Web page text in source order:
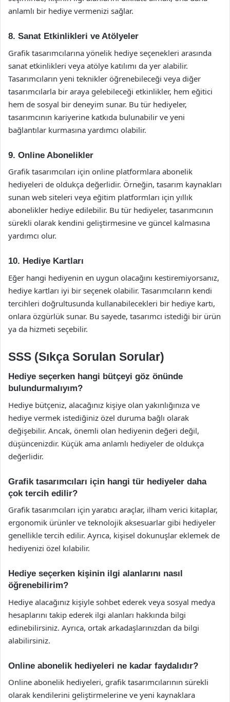
anlamlı bir hediye vermenizi sağlar.
8. Sanat Etkinlikleri ve Atölyeler
Grafik tasarımcılarına yönelik hediye seçenekleri arasında
sanat etkinlikleri veya atölye katılımı da yer alabilir.
Tasarımcıların yeni teknikler öğrenebileceği veya diğer
tasarımcılarla bir araya gelebileceği etkinlikler, hem eğitici
hem de sosyal bir deneyim sunar. Bu tür hediyeler,
tasarımcının kariyerine katkıda bulunabilir ve yeni
bağlantılar kurmasına yardımcı olabilir.
9. Online Abonelikler
Grafik tasarımcıları için online platformlara abonelik
hediyeleri de oldukça değerlidir. Örneğin, tasarım kaynakları
sunan web siteleri veya eğitim platformları için yıllık
abonelikler hediye edilebilir. Bu tür hediyeler, tasarımcının
sürekli olarak kendini geliştirmesine ve güncel kalmasına
yardımcı olur.
10. Hediye Kartları
Eğer hangi hediyenin en uygun olacağını kestiremiyorsanız,
hediye kartları iyi bir seçenek olabilir. Tasarımcıların kendi
tercihleri doğrultusunda kullanabilecekleri bir hediye kartı,
onlara özgürlük sunar. Bu sayede, tasarımcı istediği bir ürün
ya da hizmeti seçebilir.
SSS (Sıkça Sorulan Sorular)
Hediye seçerken hangi bütçeyi göz önünde
bulundurmalıyım?
Hediye bütçeniz, alacağınız kişiye olan yakınlığınıza ve
hediye vermek istediğiniz özel duruma bağlı olarak
değişebilir. Ancak, önemli olan hediyenin değeri değil,
düşüncenizdir. Küçük ama anlamlı hediyeler de oldukça
değerlidir.
Grafik tasarımcıları için hangi tür hediyeler daha
çok tercih edilir?
Grafik tasarımcıları için yaratıcı araçlar, ilham verici kitaplar,
ergonomik ürünler ve teknolojik aksesuarlar gibi hediyeler
genellikle tercih edilir. Ayrıca, kişisel dokunuşlar eklemek de
hediyenizi özel kılabilir.
Hediye seçerken kişinin ilgi alanlarını nasıl
öğrenebilirim?
Hediye alacağınız kişiyle sohbet ederek veya sosyal medya
hesaplarını takip ederek ilgi alanları hakkında bilgi
edinebilirsiniz. Ayrıca, ortak arkadaşlarınızdan da bilgi
alabilirsiniz.
Online abonelik hediyeleri ne kadar faydalıdır?
Online abonelik hediyeleri, grafik tasarımcılarının sürekli
olarak kendilerini geliştirmelerine ve yeni kaynaklara